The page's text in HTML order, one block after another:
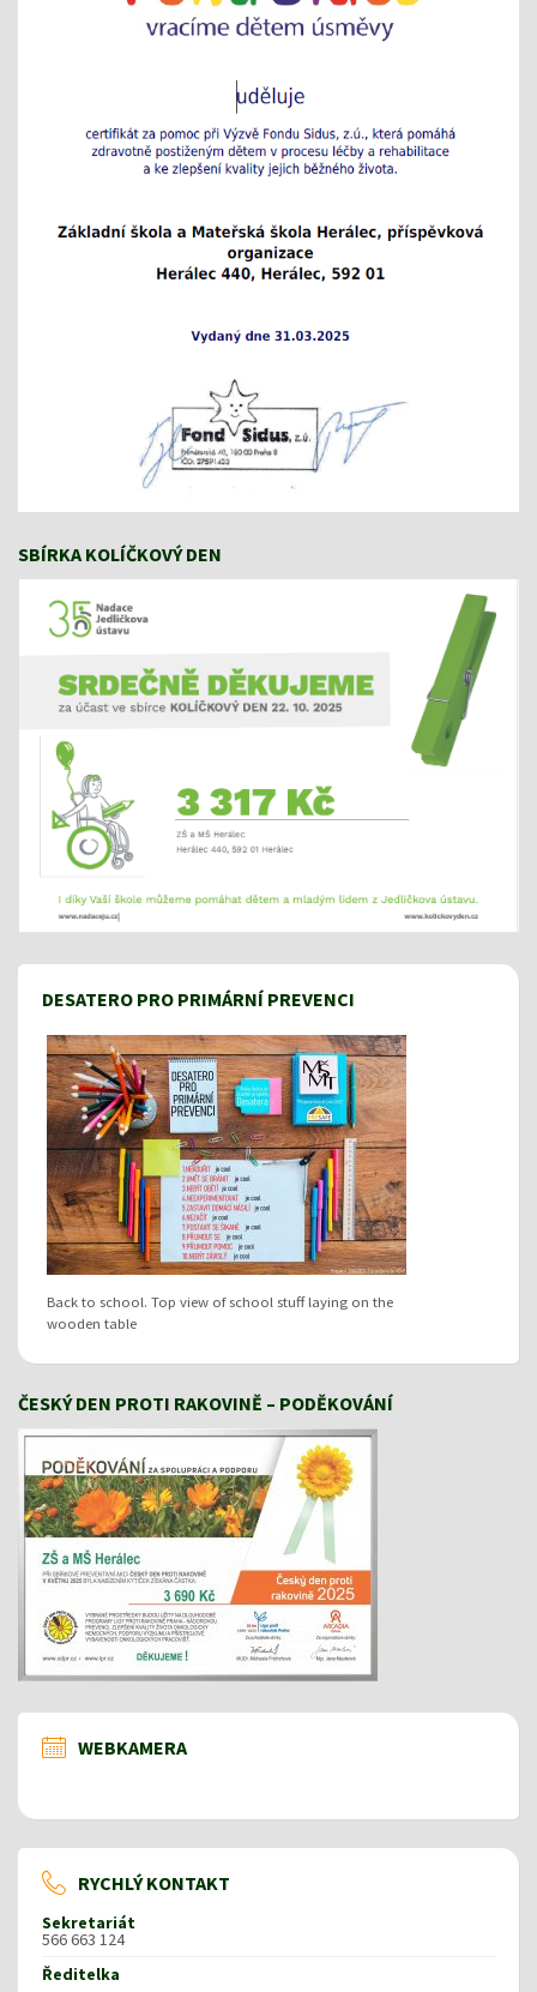
SBÍRKA KOLÍČKOVÝ DEN
DESATERO PRO PRIMÁRNÍ PREVENCI
Back to school. Top view of school stuff laying on the
wooden table
ČESKÝ DEN PROTI RAKOVINĚ – PODĚKOVÁNÍ
WEBKAMERA
RYCHLÝ KONTAKT
Sekretariát
566 663 124
Ředitelka